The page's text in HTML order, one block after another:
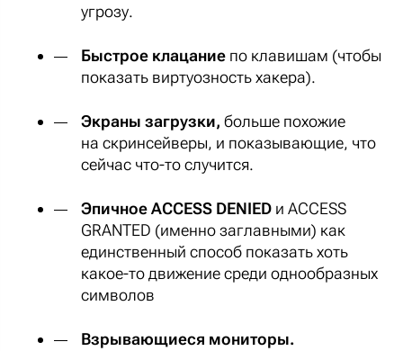
угрозу.
Быстрое клацание по клавишам (чтобы
показать виртуозностьхакера).
Экраны загрузки, больше похожие
на скринсейверы, и показывающие, что
сейчас что-то случится.
Эпичное ACCESS DENIED и ACCESS
GRANTED (именно заглавными) как
единственный способ показать хоть
какое-то движение среди однообразных
символов
Взрывающиеся мониторы.